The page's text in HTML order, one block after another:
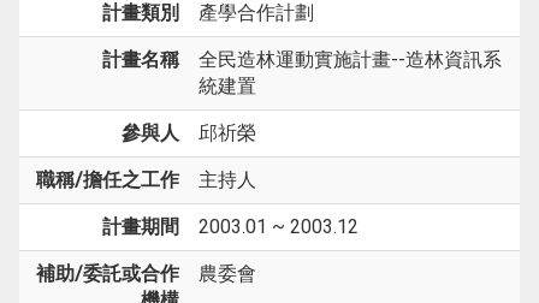
計畫類別 產學合作計劃
計畫名稱
全民造林運動實施計畫--造林資訊系
統建置
參與人 邱祈榮
職稱/擔任之工作 主持人
計畫期間 2003.01 ~ 2003.12
補助/委託或合作
農委會